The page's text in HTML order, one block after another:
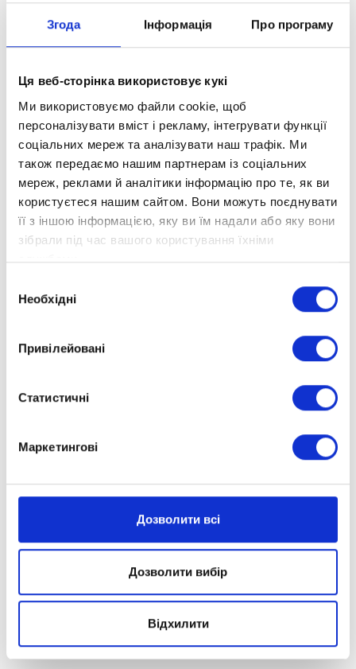
Згода Інформація Про програму
Ця веб-сторінка використовує кукі
Ми використовуємо файли cookie, щоб
персоналізувати вміст і рекламу, інтегрувати функції
соціальних мереж та аналізувати наш трафік. Ми
також передаємо нашим партнерам із соціальних
мереж, реклами й аналітики інформацію про те, як ви
користуєтеся нашим сайтом. Вони можуть поєднувати
її з іншою інформацією, яку ви їм надали або яку вони
зібрали під час вашого користування їхніми
службами.
згоди
Необхідні
Привілейовані
Статистичні
Маркетингові
Дозволити всі
Дозволити вибір
Відхилити
Спробуйте навчатися просто зараз, адже
інша школа;
авторські уроки;
повна відповідність рекомендаціям
програми НУШ;
освітні матеріали, цікаві сучасним дітям;
новітні методики, розроблені
спеціально для дистанційного навчання.
Ваша дитина буде вражена:
яскравими інтерактивними завданнями
Реєструйтеся за посиланням
navcalnogo-sajtu.
Детальна інформація – за телефонами:
+380 67 3339187,
.